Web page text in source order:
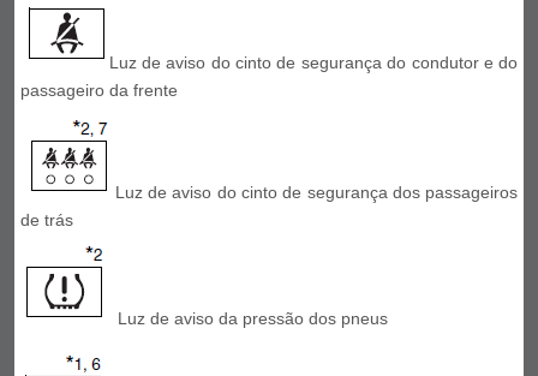
Luz de aviso do cinto de segurança do condutor e do
passageiro da frente
Luz de aviso do cinto de segurança dos passageiros
de trás
Luz de aviso da pressão dos pneus